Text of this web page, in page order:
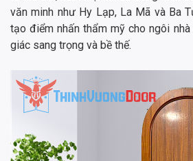
văn minh như Hy Lạp, La Mã và Ba
tạo điểm nhấn thẩm mỹ cho ngôi
giác sang trọng và bề thế.